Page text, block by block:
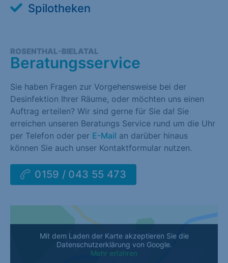
Spilotheken
ROSENTHAL-BIELATAL
Beratungsservice
Sie haben Fragen zur Vorgehensweise bei der
Desinfektion Ihrer Räume, oder möchten uns einen
Auftrag erteilen? Wir sind gerne für Sie da! Sie
erreichen unseren Beratungs Service rund um die Uhr
per Telefon oder per E-Mail an darüber hinaus
können Sie auch unser Kontaktformular nutzen.
0159 / 043 55 473
Mit dem Laden der Karte akzeptieren Sie die
Datenschutzerklärung von Google.
Mehr erfahren